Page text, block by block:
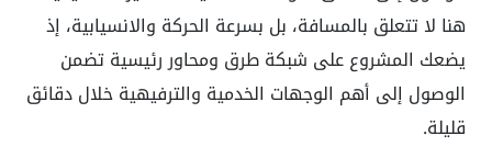
هنا لا تتعلق بالمسافة، بل بسرعة الحركة والانسيابية، إذ
يضعك المشروع على شبكة طرق ومحاور رئيسية تضمن
الوصول إلى أهم الوجهات الخدمية والترفيهية خلال دقائق
قليلة.